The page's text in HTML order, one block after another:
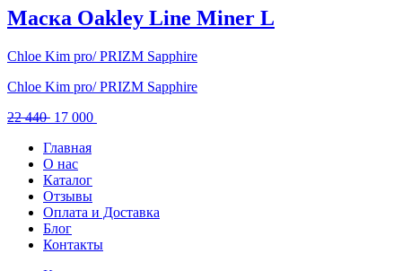
190 .
500 .
Маска Oakley Line Miner L
Chloe Kim pro/ PRIZM Sapphire
Chloe Kim pro/ PRIZM Sapphire
22 440 Первоначальная
составляла
22
440 .
17 000
Главная
О нас
Каталог
Отзывы
Оплата и Доставка
Блог
Контакты